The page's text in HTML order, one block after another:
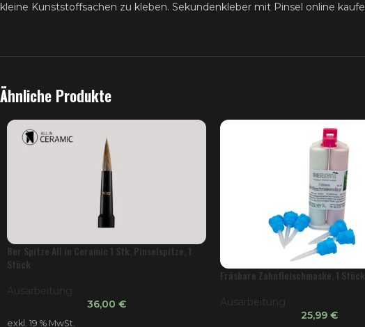
kleine Kunststoffsachen zu kleben. Sekundenkleber mit Pinsel online
Ähnliche Produkte
8er Spitze All in Ceramic 1 Stk. Pinselspitze, 1
Stück
Ausarbeitung
36,00 €
exkl. 19 % MwSt.
Fräsbare Zahnfleischmaske, 1 Stück
Ausarbeitung
25,99 €